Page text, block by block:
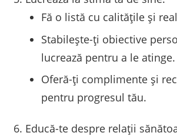
Fă o listă cu calitățile și
Stabilește-ți obiective
lucrează pentru a le atinge.
Oferă-ți complimente și
pentru progresul tău.
Educă-te despre relații